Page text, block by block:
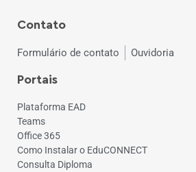
Contato
Formulário de contato Ouvidoria
Portais
Plataforma EAD
Teams
Office 365
Como Instalar o EduCONNECT
Consulta Diploma